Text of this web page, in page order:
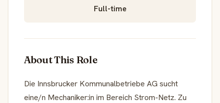
Full-time
About This Role
Die Innsbrucker Kommunalbetriebe AG sucht
eine/n Mechaniker:in im Bereich Strom-Netz. Zu